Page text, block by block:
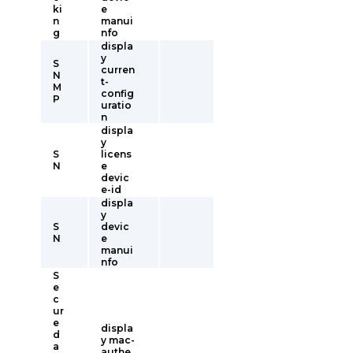
ki
n
g
e
manui
nfo
S
N
M
P
displa
y
curren
t-
config
uratio
n
S
N
displa
y
licens
e
devic
e-id
S
N
displa
y
devic
e
manui
nfo
S
e
c
ur
e
d
a
displa
y mac-